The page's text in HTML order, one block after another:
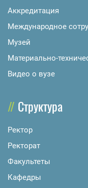
Аккредитация
Международное
Музей
Материально-
Видео о вузе
Структура
Ректор
Ректорат
Факультеты
Кафедры